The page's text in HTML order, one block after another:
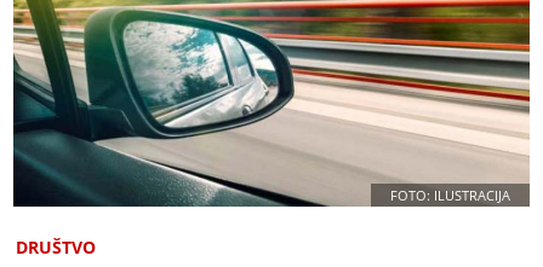
FOTO: ILUSTRACIJA
DRUŠTVO